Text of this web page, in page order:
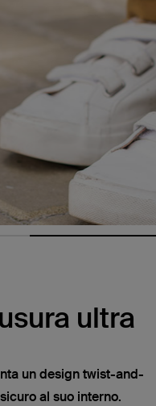
ultra
un design twist-and-
al suo interno.